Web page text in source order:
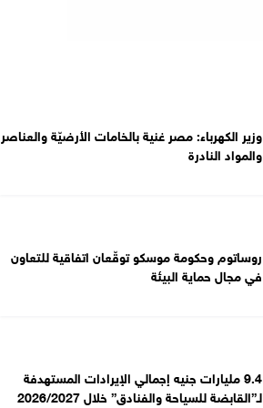
وزير الكهرباء: مصر غنية بالخامات الأرضيّة والعناصر
والمواد النادرة
روساتوم وحكومة موسكو توقّعان اتفاقية للتعاون
في مجال حماية البيئة
9.4 مليارات جنيه إجمالي الإيرادات المستهدفة
لـ”القابضة للسياحة والفنادق” خلال 2026/2027